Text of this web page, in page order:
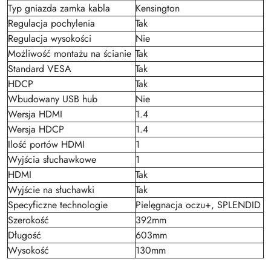
Typ gniazda zamka kabla
Kensington
Regulacja pochylenia
Tak
Regulacja wysokości
Nie
Możliwość montażu na ścianie Tak
Standard VESA
Tak
HDCP
Tak
Wbudowany USB hub
Nie
Wersja HDMI
1.4
Wersja HDCP
1.4
Ilość portów HDMI
1
Wyjścia słuchawkowe
1
HDMI
Tak
Wyjście na słuchawki
Tak
Specyficzne technologie
Pielęgnacja oczu+, SPLENDID
Szerokość
392mm
Długość
603mm
Wysokość
130mm